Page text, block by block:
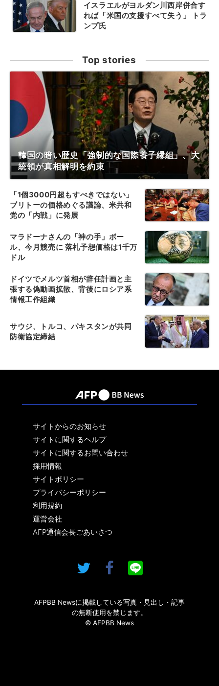
イスラエルがヨルダン川西岸併合す
れば「米国の支援すべて失う」 トラ
ンプ氏
Top stories
韓国の暗い歴史「強制的な国際養子縁組」、大
統領が真相解明を約束
「1個3000円超もすべきではない」
ブリトーの価格めぐる議論、米共和
党の「内戦」に発展
マラドーナさんの「神の手」ボー
ル、今月競売に 落札予想価格は1千万
ドル
ドイツでメルツ首相が辞任計画と主
張する偽動画拡散、背後にロシア系
情報工作組織
サウジ、トルコ、パキスタンが共同
防衛協定締結
サイトからのお知らせ
サイトに関するヘルプ
サイトに関するお問い合わせ
採用情報
サイトポリシー
プライバシーポリシー
利用規約
運営会社
AFP通信会長ごあいさつ
AFPBB Newsに掲載している写真・見出し・記事
の無断使用を禁じます。
© AFPBB News